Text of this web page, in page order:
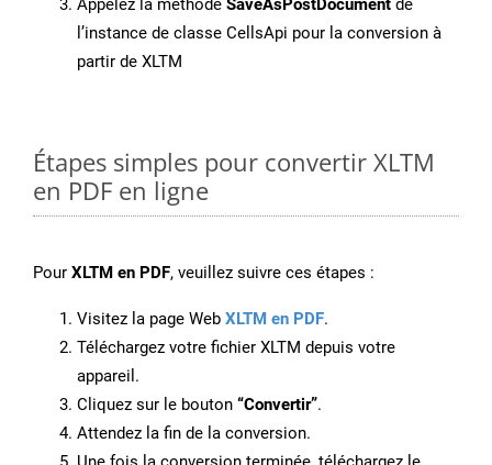
Appelez la méthode SaveAsPostDocument de
l’instance de classe CellsApi pour la conversion à
partir de XLTM
Étapes simples pour convertir XLTM
en PDF en ligne
Pour XLTM en PDF, veuillez suivre ces étapes :
Visitez la page Web XLTM en PDF.
Téléchargez votre fichier XLTM depuis votre
appareil.
Cliquez sur le bouton “Convertir”.
Attendez la fin de la conversion.